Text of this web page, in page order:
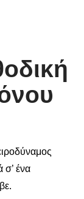
σ’ ένα